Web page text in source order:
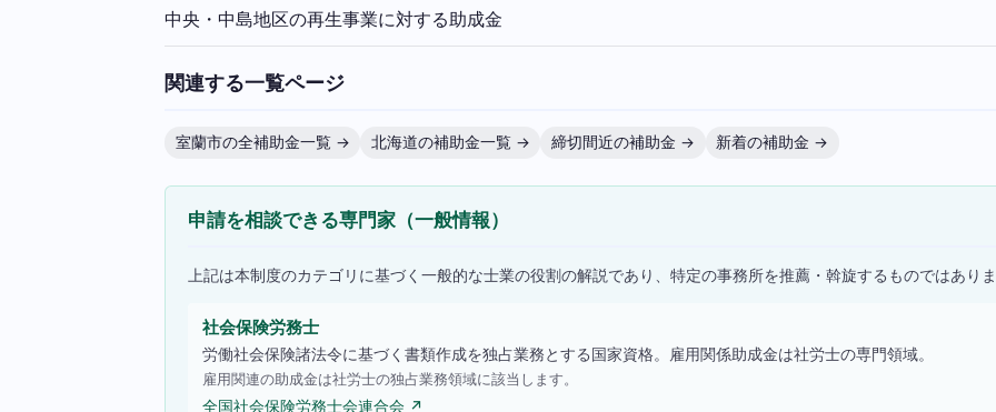
中央・中島地区の再生事業に対する助成金
関連する一覧ページ
室蘭市の全補助金一覧 → 北海道の補助金一覧 → 締切間近の補助金 → 新着の補助金 →
申請を相談できる専門家（一般情報）
上記は本制度のカテゴリに基づく一般的な士業の役割の解説であり、特定の事務所を推薦・斡旋するものではあり
社会保険労務士
労働社会保険諸法令に基づく書類作成を独占業務とする国家資格。雇用関係助成金は社労士の専門領域。
雇用関連の助成金は社労士の独占業務領域に該当します。
全国社会保険労務士会連合会 ↗